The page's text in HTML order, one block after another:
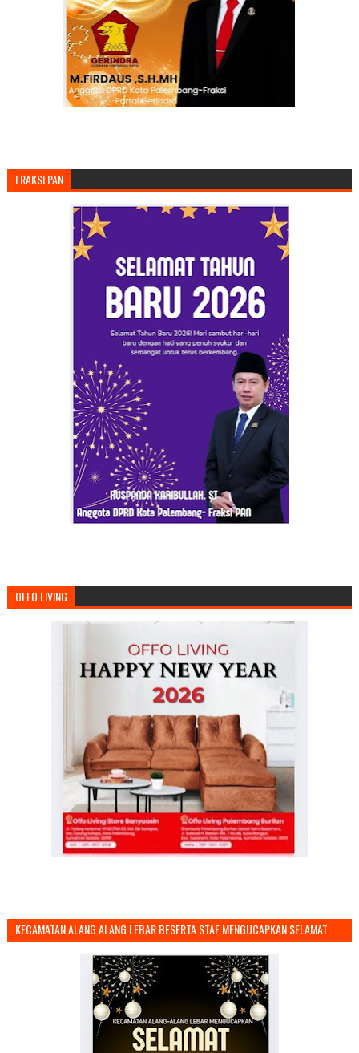
FRAKSI PAN
OFFO LIVING
KECAMATAN ALANG ALANG LEBAR BESERTA STAF MENGUCAPKAN SELAMAT